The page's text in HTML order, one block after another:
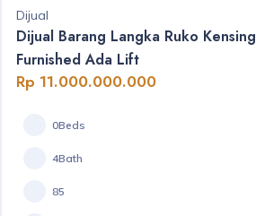
Dijual
Dijual Barang Langka Ruko
Furnished Ada Lift
Rp 11.000.000.000
0Beds
4Bath
85